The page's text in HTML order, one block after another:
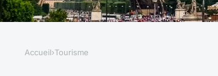
Accueil›Tourisme